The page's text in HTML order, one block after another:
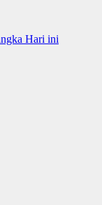
Hari ini